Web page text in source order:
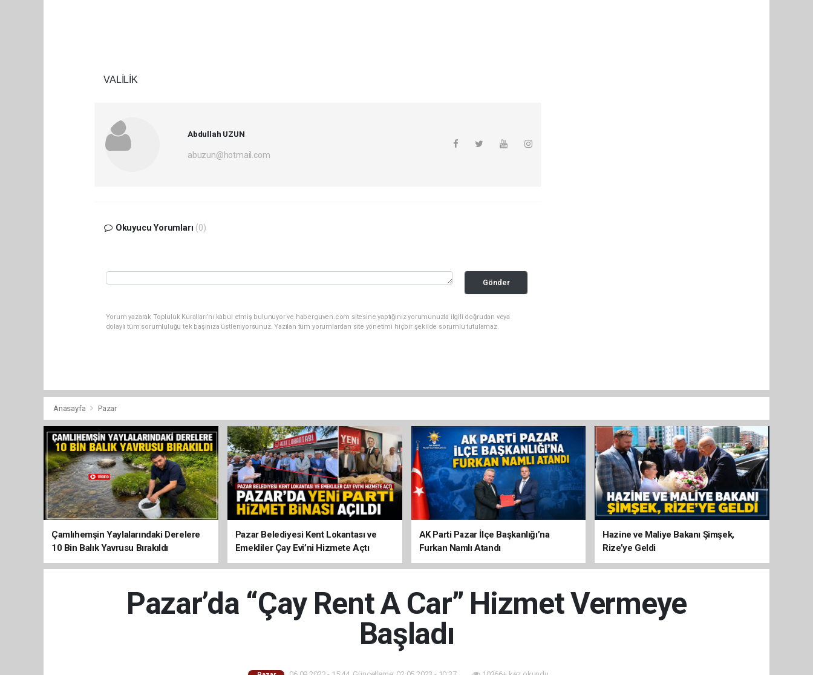
VALİLİK
Abdullah UZUN
abuzun@hotmail.com
Okuyucu Yorumları (0)
Gönder
Yorum yazarak Topluluk Kuralları’nı kabul etmiş bulunuyor ve haberguven.com sitesine yaptığınız yorumunuzla ilgili doğrudan veya
dolaylı tüm sorumluluğu tek başınıza üstleniyorsunuz. Yazılan tüm yorumlardan site yönetimi hiçbir şekilde sorumlu tutulamaz.
Anasayfa Pazar
Çamlıhemşin Yaylalarındaki Derelere
10 Bin Balık Yavrusu Bırakıldı
Pazar Belediyesi Kent Lokantası ve
Emekliler Çay Evi’ni Hizmete Açtı
AK Parti Pazar İlçe Başkanlığı’na
Furkan Namlı Atandı
Hazine ve Maliye Bakanı Şimşek,
Rize’ye Geldi
Pazar’da “Çay Rent A Car” Hizmet Vermeye
Başladı